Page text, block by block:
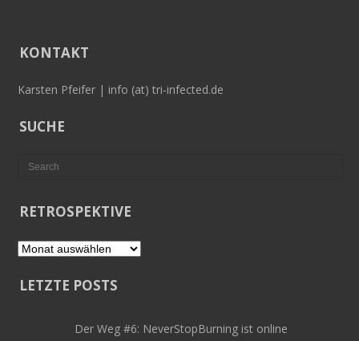
KONTAKT
Karsten Pfeifer | info (at) tri-infected.de
SUCHE
RETROSPEKTIVE
Retrospektive
LETZTE POSTS
Der Weg #6: NeverStopBurning ist online